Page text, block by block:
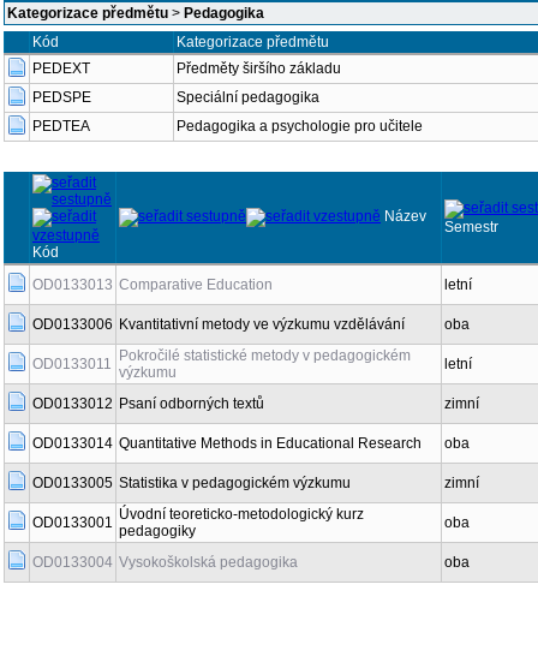
Kategorizace předmětu > Pedagogika
Kód
Kategorizace předmětu
PEDEXT
Předměty širšího základu
PEDSPE
Speciální pedagogika
PEDTEA
Pedagogika a psychologie pro učitele
Kód
Název
Semestr
OD0133013 Comparative Education letní
OD0133006 Kvantitativní metody ve výzkumu vzdělávání oba
OD0133011
Pokročilé statistické metody v pedagogickém
výzkumu
letní
OD0133012 Psaní odborných textů zimní
OD0133014 Quantitative Methods in Educational Research oba
OD0133005 Statistika v pedagogickém výzkumu zimní
OD0133001 Úvodní teoreticko-metodologický kurz
pedagogiky
oba
OD0133004 Vysokoškolská pedagogika oba